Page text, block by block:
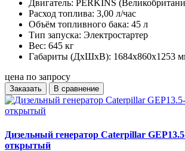
Двигатель: PERKINS
Расход топлива: 3,00 л/час
Объём топливного бака: 45 л
Тип запуска: Электростартер
Вес: 645 кг
Габариты (ДхШхВ): 1684х860х1253
цена по запросу
Заказать В сравнение
Дизельный генератор Caterpillar
открытый